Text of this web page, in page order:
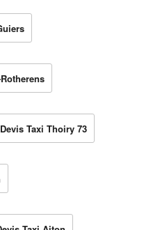
Devis Taxi Thoiry 73